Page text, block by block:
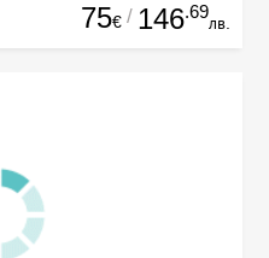
75€ / 146.69
лв.